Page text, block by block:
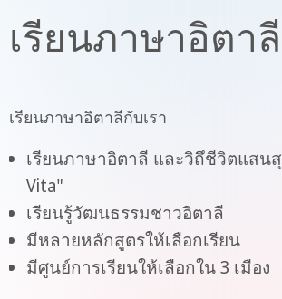
เรียนภาษาอิตาลี
เรียนภาษาอิตาลีกับเรา
เรียนภาษาอิตาลี และวิถึชีวิตแสน
Vita"
เรียนรู้วัฒนธรรมชาวอิตาลี
มีหลายหลักสูตรให้เลือกเรียน
มีศูนย์การเรียนให้เลือกใน 3 เมือง